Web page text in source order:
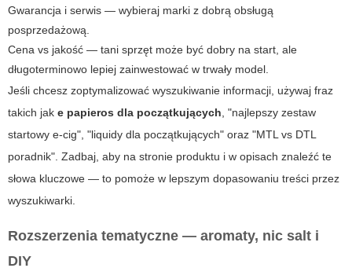
Gwarancja i serwis — wybieraj marki z dobrą obsługą
posprzedażową.
Cena vs jakość — tani sprzęt może być dobry na start, ale
długoterminowo lepiej zainwestować w trwały model.
Jeśli chcesz zoptymalizować wyszukiwanie informacji, używaj fraz
takich jak e papieros dla początkujących , "najlepszy zestaw
startowy e-cig", "liquidy dla początkujących" oraz "MTL vs DTL
poradnik". Zadbaj, aby na stronie produktu i w opisach znaleźć te
słowa kluczowe — to pomoże w lepszym dopasowaniu treści przez
wyszukiwarki.
Rozszerzenia tematyczne — aromaty, nic salt i
DIY